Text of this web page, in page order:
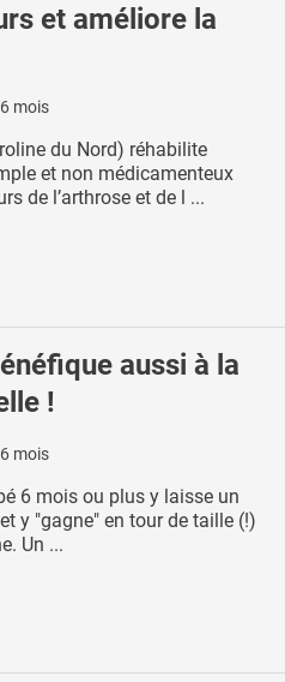
et améliore la
mois
du Nord) réhabilite
et non médicamenteux
de l’arthrose et de l ...
aussi à la
!
mois
6 mois ou plus y laisse un
y "gagne" en tour de taille (!)
Un ...